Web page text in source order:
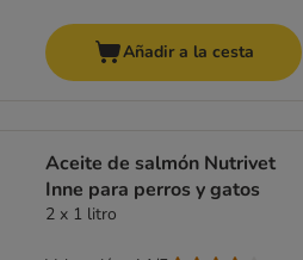
Añadir a la cesta
Aceite de salmón Nutrivet
Inne para perros y gatos
2 x 1 litro